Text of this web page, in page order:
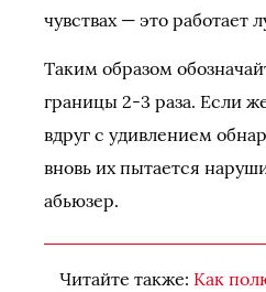
чувствах — это работает
Таким образом
границы 2-3 раза. Если
вдруг с удивлением
вновь их пытается
абьюзер.
Читайте также: Как